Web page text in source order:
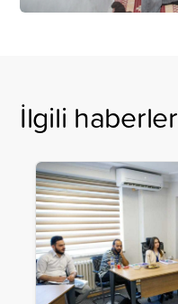
İlgili haberler